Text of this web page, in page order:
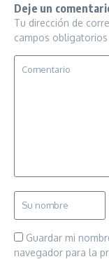
Deje un
Tu dirección de
campos
Guardar mi
navegador para la